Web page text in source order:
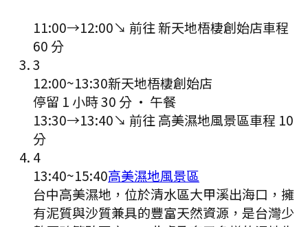
11:00→12:00↘ 前往 新天地梧棲創始店車程
60 分
3
12:00~13:30新天地梧棲創始店
停留 1 小時 30 分 · 午餐
13:30→13:40↘ 前往 高美濕地風景區車程 10
分
4
13:40~15:40高美濕地風景區
台中高美濕地，位於清水區大甲溪出海口，擁
有泥質與沙質兼具的豐富天然資源，是台灣少